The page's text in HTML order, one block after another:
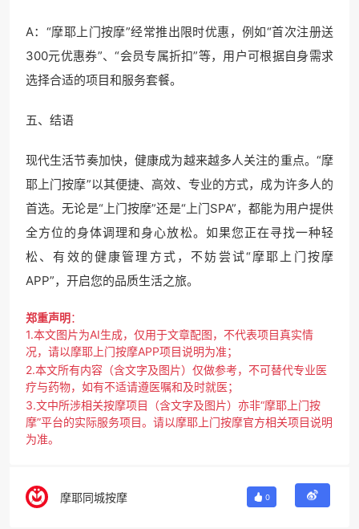
A：“摩耶上门按摩”经常推出限时优惠，例如“首次注册送
300元优惠券”、“会员专属折扣”等，用户可根据自身需求
选择合适的项目和服务套餐。
五、结语
现代生活节奏加快，健康成为越来越多人关注的重点。“摩
耶上门按摩”以其便捷、高效、专业的方式，成为许多人的
首选。无论是“上门按摩”还是“上门SPA”，都能为用户提供
全方位的身体调理和身心放松。如果您正在寻找一种轻
松、有效的健康管理方式，不妨尝试“摩耶上门按摩
APP”，开启您的品质生活之旅。
郑重声明：
1.本文图片为AI生成，仅用于文章配图，不代表项目真实情
况，请以摩耶上门按摩APP项目说明为准；
2.本文所有内容（含文字及图片）仅做参考，不可替代专业医
疗与药物，如有不适请遵医嘱和及时就医；
3.文中所涉相关按摩项目（含文字及图片）亦非“摩耶上门按
摩”平台的实际服务项目。请以摩耶上门按摩官方相关项目说明
为准。
摩耶同城按摩 0